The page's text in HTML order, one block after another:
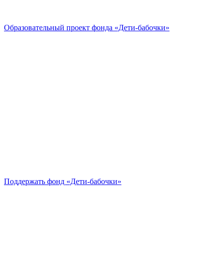
Образовательный проект фонда «Дети-бабочки»
Поддержать фонд «Дети-бабочки»